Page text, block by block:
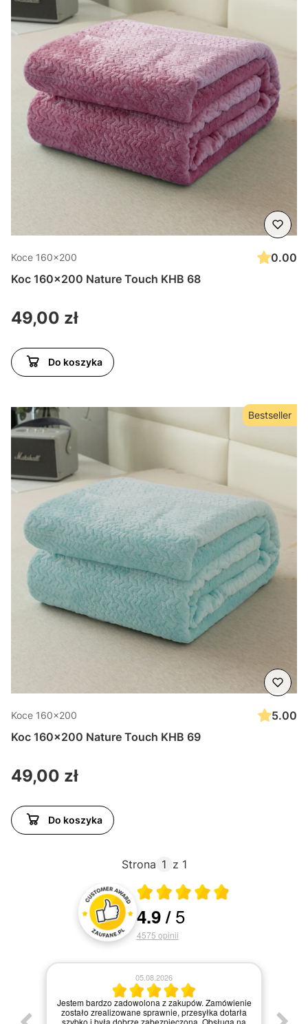
Koce 160x200
0.00
Koc 160x200 Nature Touch KHB 68
Cena
49,00 zł
Do koszyka
Bestseller
Koce 160x200
5.00
Koc 160x200 Nature Touch KHB 69
Cena
49,00 zł
Do koszyka
Strona z 1
Oceny i recenzje klientów
Średnia ocena 4.9 z 5
4.9/5
4575 opinii
05.08.2026
Jestem bardzo zadowolona z zakupów. Zamówienie
zostało zrealizowane sprawnie, przesyłka dotarła
szybko i była dobrze zabezpieczona. Obsługa na